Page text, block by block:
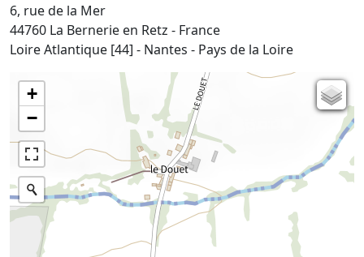
6, rue de la Mer
44760 La Bernerie en Retz - France
Loire Atlantique [44] - Nantes - Pays de la Loire
+
−
Photographies aériennes